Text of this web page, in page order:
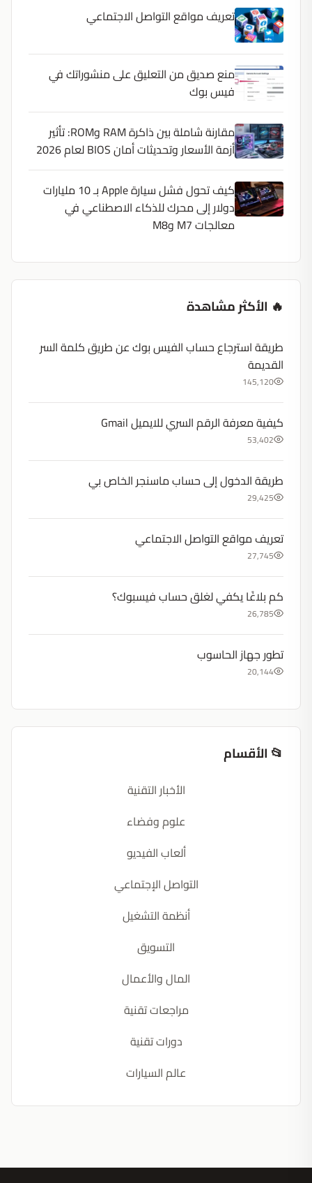
تعريف مواقع التواصل الاجتماعي
منع صديق من التعليق على منشوراتك في
فيس بوك
مقارنة شاملة بين ذاكرة RAM وROM: تأثير
أزمة الأسعار وتحديثات أمان BIOS لعام 2026
كيف تحول فشل سيارة Apple بـ 10 مليارات
دولار إلى محرك للذكاء الاصطناعي في
معالجات M7 وM8
🔥 الأكثر مشاهدة
طريقة استرجاع حساب الفيس بوك عن طريق كلمة السر
القديمة
145,120
كيفية معرفة الرقم السري للايميل Gmail
53,402
طريقة الدخول إلى حساب ماسنجر الخاص بي
29,425
تعريف مواقع التواصل الاجتماعي
27,745
كم بلاغًا يكفي لغلق حساب فيسبوك؟
26,785
تطور جهاز الحاسوب
20,144
📂 الأقسام
الأخبار التقنية
علوم وفضاء
ألعاب الفيديو
التواصل الإجتماعي
أنظمة التشغيل
التسويق
المال والأعمال
مراجعات تقنية
دورات تقنية
عالم السيارات